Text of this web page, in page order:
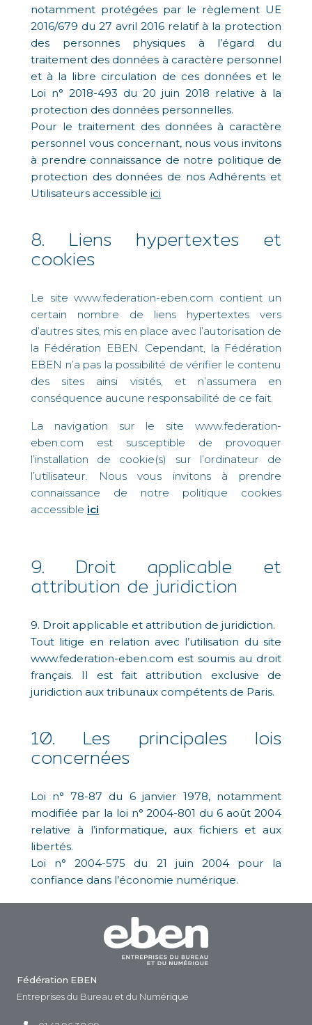
notamment protégées par le règlement UE
2016/679 du 27 avril 2016 relatif à la protection
des personnes physiques à l’égard du
traitement des données à caractère personnel
et à la libre circulation de ces données et le
Loi n° 2018-493 du 20 juin 2018 relative à la
protection des données personnelles.
Pour le traitement des données à caractère
personnel vous concernant, nous vous invitons
à prendre connaissance de notre politique de
protection des données de nos Adhérents et
Utilisateurs accessible ici
8. Liens hypertextes et
cookies
Le site www.federation-eben.com contient un
certain nombre de liens hypertextes vers
d’autres sites, mis en place avec l’autorisation de
la Fédération EBEN. Cependant, la Fédération
EBEN n’a pas la possibilité de vérifier le contenu
des sites ainsi visités, et n’assumera en
conséquence aucune responsabilité de ce fait.
La navigation sur le site www.federation-
eben.com est susceptible de provoquer
l’installation de cookie(s) sur l’ordinateur de
l’utilisateur. Nous vous invitons à prendre
connaissance de notre politique cookies
accessible ici
9. Droit applicable et
attribution de juridiction
9. Droit applicable et attribution de juridiction.
Tout litige en relation avec l’utilisation du site
www.federation-eben.com est soumis au droit
français. Il est fait attribution exclusive de
juridiction aux tribunaux compétents de Paris.
10. Les principales lois
concernées
Loi n° 78-87 du 6 janvier 1978, notamment
modifiée par la loi n° 2004-801 du 6 août 2004
relative à l’informatique, aux fichiers et aux
libertés.
Loi n° 2004-575 du 21 juin 2004 pour la
confiance dans l’économie numérique.
Fédération EBEN
Entreprises du Bureau et du Numérique